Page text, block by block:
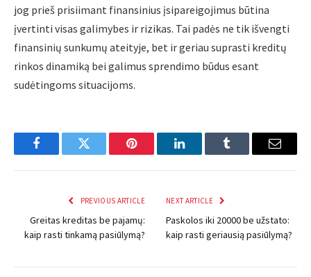
jog prieš prisiimant finansinius įsipareigojimus būtina
įvertinti visas galimybes ir rizikas. Tai padės ne tik išvengti
finansinių sunkumų ateityje, bet ir geriau suprasti kreditų
rinkos dinamiką bei galimus sprendimo būdus esant
sudėtingoms situacijoms.
FacebookTwitter Pinterest LinkedInTumblr Email
PREVIOUS ARTICLE
Greitas kreditas be pajamų:
kaip rasti tinkamą pasiūlymą?
NEXT ARTICLE
Paskolos iki 20000 be užstato:
kaip rasti geriausią pasiūlymą?